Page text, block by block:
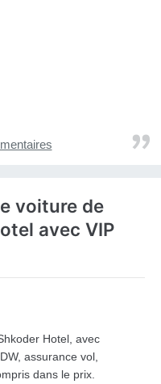
voiture de
avec VIP
Hotel, avec
assurance vol,
dans le prix.